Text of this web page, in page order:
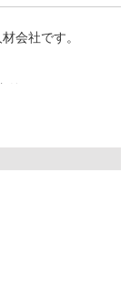
会社です。
介しております
めてで
ムをご用意。
参加頂けます